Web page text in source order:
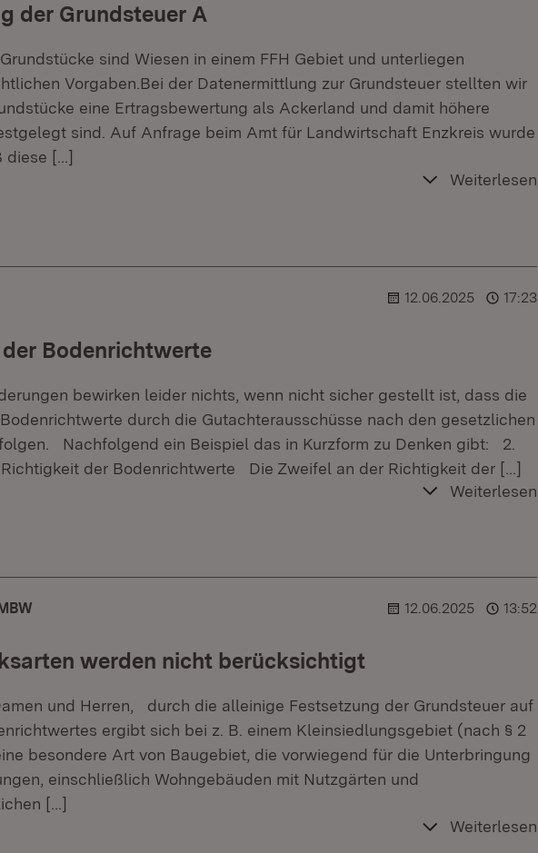
der Grundsteuer A
sind Wiesen in einem FFH Gebiet und unterliegen
Vorgaben.Bei der Datenermittlung zur Grundsteuer stellten wir
eine Ertragsbewertung als Ackerland und damit höhere
sind. Auf Anfrage beim Amt für Landwirtschaft Enzkreis wurde
diese […]
Weiterlesen
12.06.2025 17:23
Bodenrichtwerte
bewirken leider nichts, wenn nicht sicher gestellt ist, dass die
durch die Gutachterausschüsse nach den gesetzlichen
Nachfolgend ein Beispiel das in Kurzform zu Denken gibt: 2.
der Bodenrichtwerte Die Zweifel an der Richtigkeit der […]
Weiterlesen
12.06.2025 13:52
werden nicht berücksichtigt
und Herren, durch die alleinige Festsetzung der Grundsteuer auf
ergibt sich bei z. B. einem Kleinsiedlungsgebiet (nach § 2
besondere Art von Baugebiet, die vorwiegend für die Unterbringung
einschließlich Wohngebäuden mit Nutzgärten und
[…]
Weiterlesen